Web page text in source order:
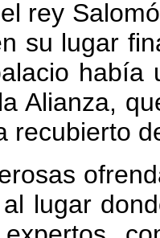
rey
su lugar
había
Alianza,
recubierto
lugar